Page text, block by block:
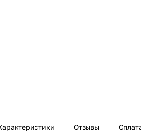
Отзывы